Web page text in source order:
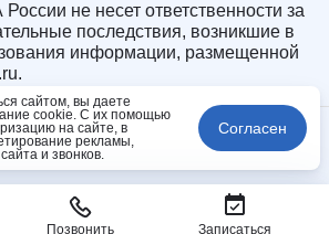
не несет ответственности за
последствия, возникшие в
информации, размещенной
Позвонить Записаться
сайтом, вы даете
cookie. С их помощью
на сайте, в
рекламы,
и звонков.
Согласен